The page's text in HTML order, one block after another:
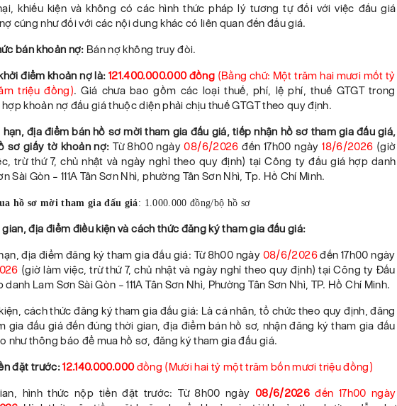
khiếu kiện và không có các hình thức pháp lý tương tự đối với việc đấu giá
cũng như đối với các nội dung khác có liên quan đến đấu giá.
bán khoản nợ: Bán nợ không truy đòi.
điểm khoản nợ là:121.400.000.000đồng (Bằng chữ: Một trăm hai mươi mốt tỷ
triệuđồng). Giá chưa bao gồm các loại thuế, phí, lệ phí, thuế GTGT trong
khoản nợ đấu giá thuộc diện phải chịu thuế GTGT theo quy định.
hạn, địa điểm bán hồ sơ mời tham gia đấu giá, tiếp nhận hồ sơ tham gia đấu giá,
sơ giấy tờ khoản nợ: Từ 8h00 ngày08/6/2026 đến 17h00 ngày18/6/2026 (giờ
trừ thứ 7, chủ nhật và ngày nghỉ theo quy định) tại Công ty đấu giá hợp danh
Sài Gòn – 111A Tân Sơn Nhì, phường Tân Sơn Nhì, Tp. Hồ Chí Minh.
hồ sơ mời tham gia đấu giá: 1.000.000 đồng/bộ hồ sơ
gian, địa điểm điều kiện và cách thức đăng ký tham gia đấu giá:
địa điểm đăng ký tham gia đấu giá: Từ 8h00 ngày 08/6/2026 đến 17h00 ngày
(giờ làm việc, trừ thứ 7, chủ nhật và ngày nghỉ theo quy định) tạiCông ty Đấu
danh Lam Sơn Sài Gòn – 111A Tân Sơn Nhì, Phường Tân Sơn Nhì, TP. Hồ Chí Minh.
cách thức đăng ký tham gia đấu giá: Là cá nhân, tổ chức theo quy định, đăng
gia đấu giá đến đúng thời gian, địa điểm bán hồ sơ, nhận đăng ký tham gia đấu
như thông báo để mua hồ sơ, đăng ký tham gia đấu giá.
đặt trước:12.140.000.000đồng (Mười hai tỷ một trăm bốn mươi triệu đồng)
hình thức nộp tiền đặt trước: Từ 8h00 ngày 08/6/2026 đến 17h00 ngày